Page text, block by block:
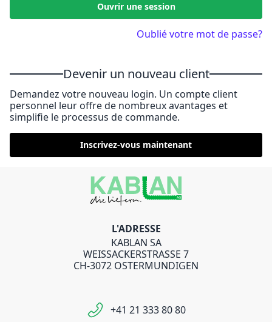
Ouvrir une session
Oublié votre mot de passe?
Devenir un nouveau client
Demandez votre nouveau login. Un compte client
personnel leur offre de nombreux avantages et
simplifie le processus de commande.
Inscrivez-vous maintenant
L'ADRESSE
KABLAN SA
WEISSACKERSTRASSE 7
CH-3072 OSTERMUNDIGEN
+41 21 333 80 80